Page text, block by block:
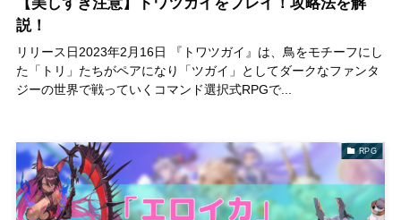
説！
リリース日2023年2月16日 『トワツガイ』は、鳥をモチーフにし
た「トリ」たちがペアになり「ツガイ」としてダークなファンタ
ジーの世界で戦っていくコマンド選択式RPGで...
RPG